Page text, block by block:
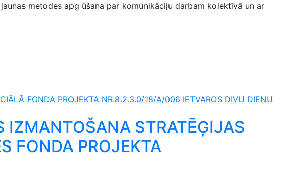
metodes apg ūšana par komunikāciju darbam kolektīvā un ar
FONDA PROJEKTA NR.8.2.3.0/18/A/006 IETVAROS DIVU DIENU
IZMANTOŠANA STRATĒĢIJAS
FONDA PROJEKTA